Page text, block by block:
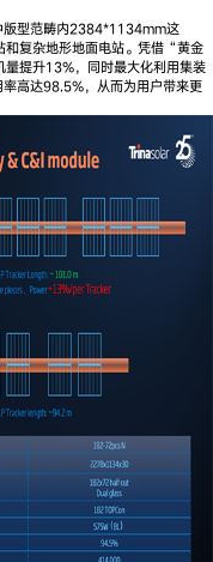
版型范畴内2384*1134mm这
复杂地形地面电站。凭借“黄金
提升13%，同时最大化利用集装
高达98.5%，从而为用户带来更